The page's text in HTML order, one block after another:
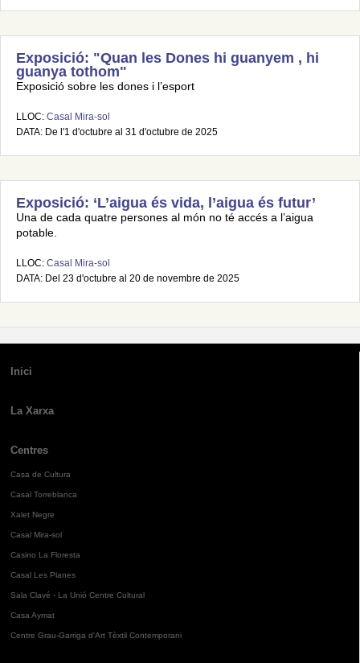
Exposició: "Quan les Dones hi guanyem , hi
guanya tothom"
Exposició sobre les dones i l’esport
LLOC: Casal Mira-sol
DATA: De l'1 d'octubre al 31 d'octubre de 2025
Exposició: ‘L’aigua és vida, l’aigua és futur’
Una de cada quatre persones al món no té accés a l’aigua
potable.
LLOC: Casal Mira-sol
DATA: Del 23 d'octubre al 20 de novembre de 2025
Inici
La Xarxa
Centres
Casa de Cultura
Casal Torreblanca
Xalet Negre
Casal Mira-sol
Casino La Floresta
Casal Les Planes
Sala Clavé - La Unió Centre Cultural
Casa Aymat
Centre Grau-Garriga d'Art Tèxtil Contemporani